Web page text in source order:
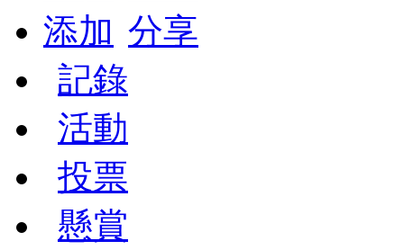
添加 分享
記錄
活動
投票
懸賞